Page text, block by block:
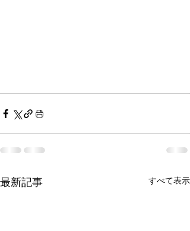
最新記事 すべて表示